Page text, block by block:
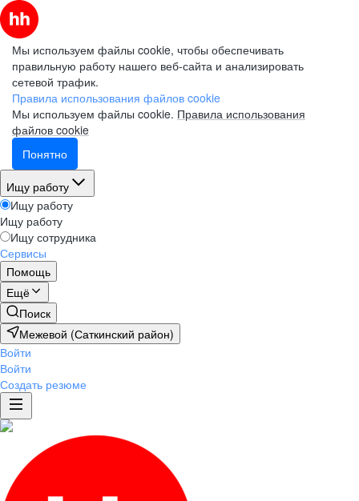
Мы используем файлы cookie, чтобы обеспечивать
правильную работу нашего веб-сайта и анализировать
сетевой трафик.
Правила использования файлов cookie
Мы используем файлы cookie. Правила использования
файлов cookie
Понятно
Ищу работу
Ищу работу
Ищу работу
Ищу сотрудника
Сервисы
Помощь
Ещё
Поиск
Межевой (Саткинский район)
Войти
Войти
Создать резюме